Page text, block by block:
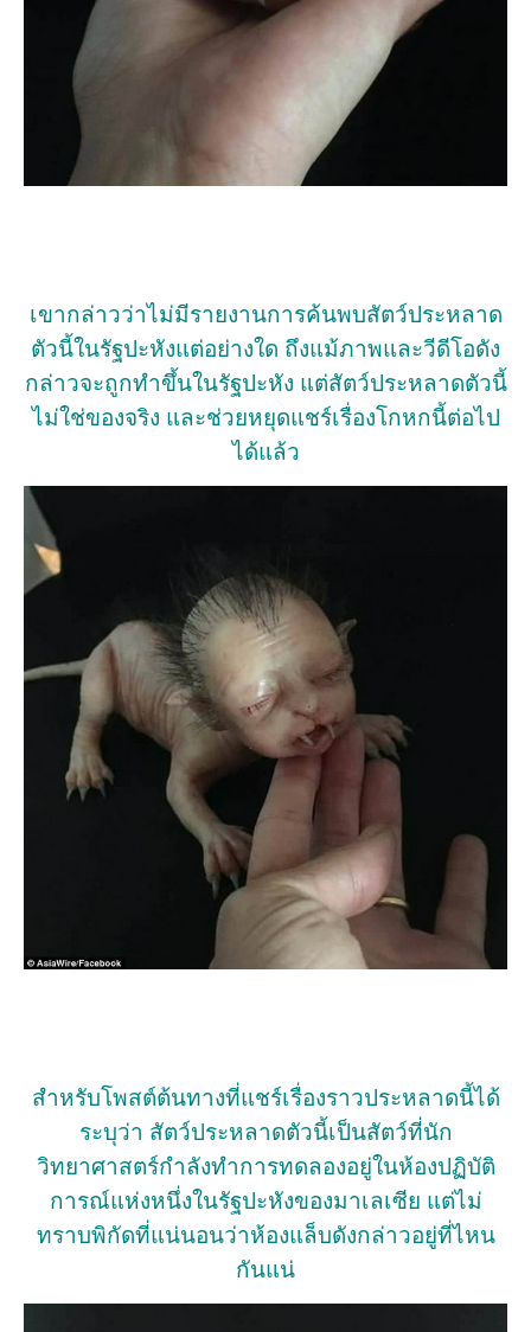
เขากล่าวว่าไม่มีรายงานการค้นพบสัตว์ประหลาด
ตัวนี้ในรัฐปะหังแต่อย่างใด ถึงแม้ภาพและวีดีโอดัง
กล่าวจะถูกทำขึ้นในรัฐปะหัง แต่สัตว์ประหลาดตัวนี้
ไม่ใช่ของจริง และช่วยหยุดแชร์เรื่องโกหกนี้ต่อไป
ได้แล้ว
สำหรับโพสต์ต้นทางที่แชร์เรื่องราวประหลาดนี้ได้
ระบุว่า สัตว์ประหลาดตัวนี้เป็นสัตว์ที่นัก
วิทยาศาสตร์กำลังทำการทดลองอยู่ในห้องปฏิบัติ
การณ์แห่งหนึ่งในรัฐปะหังของมาเลเซีย แต่ไม่
ทราบพิกัดที่แน่นอนว่าห้องแล็บดังกล่าวอยู่ที่ไหน
กันแน่